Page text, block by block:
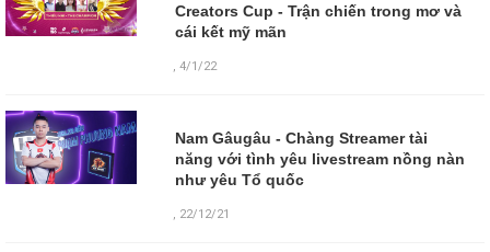
Creators Cup - Trận chiến trong mơ và
cái kết mỹ mãn
,4/1/22
Nam Gâugâu - Chàng Streamer tài
năng với tình yêu livestream nồng nàn
như yêu Tổ quốc
, 22/12/21